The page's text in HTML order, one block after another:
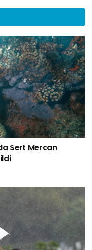
Sert Mercan